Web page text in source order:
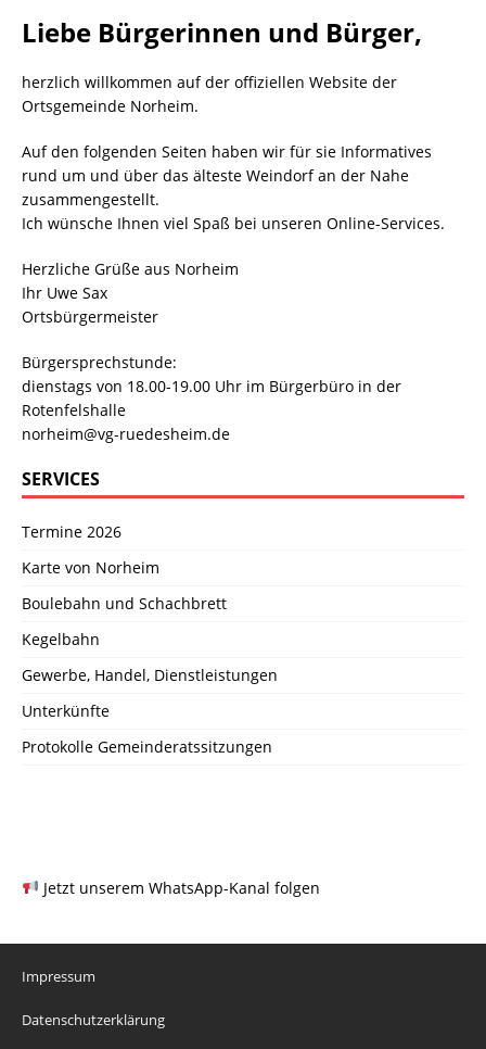
Liebe Bürgerinnen und Bürger,
herzlich willkommen auf der offiziellen Website der
Ortsgemeinde Norheim.
Auf den folgenden Seiten haben wir für sie Informatives
rund um und über das älteste Weindorf an der Nahe
zusammengestellt.
Ich wünsche Ihnen viel Spaß bei unseren Online-Services.
Herzliche Grüße aus Norheim
Ihr Uwe Sax
Ortsbürgermeister
Bürgersprechstunde:
dienstags von 18.00-19.00 Uhr im Bürgerbüro in der
Rotenfelshalle
norheim@vg-ruedesheim.de
SERVICES
Termine 2026
Karte von Norheim
Boulebahn und Schachbrett
Kegelbahn
Gewerbe, Handel, Dienstleistungen
Unterkünfte
Protokolle Gemeinderatssitzungen
Jetzt unserem WhatsApp-Kanal folgen
Impressum
Datenschutzerklärung